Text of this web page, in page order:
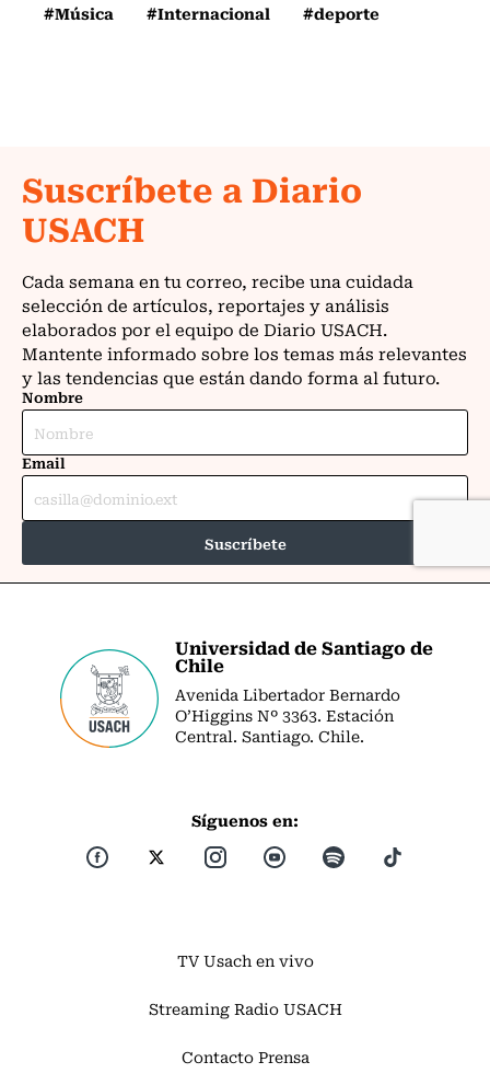
#Música #Internacional #deporte
Universidad de Santiago de
Chile
Avenida Libertador Bernardo
O’Higgins Nº 3363. Estación
Central. Santiago. Chile.
Síguenos en:
TV Usach en vivo
Streaming Radio USACH
Contacto Prensa